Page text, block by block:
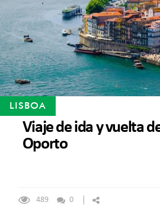
LISBOA
Viaje de ida y vuelta
Oporto
489 0